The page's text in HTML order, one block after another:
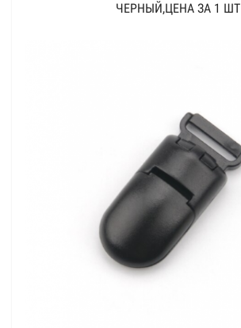
ЧЕРНЫЙ,ЦЕНА ЗА 1 ШТ